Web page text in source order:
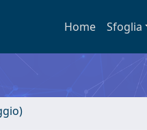
Home Sfoglia